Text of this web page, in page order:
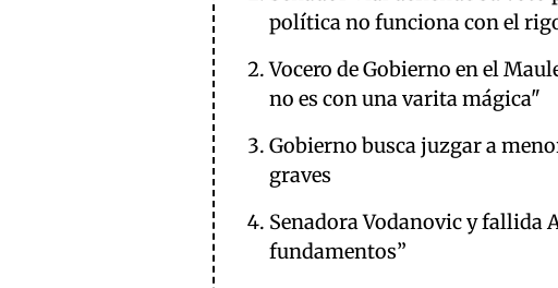
política no funciona con el
Vocero de Gobierno en el
no es con una varita mágica"
Gobierno busca juzgar a
graves
Senadora Vodanovic y fallida
fundamentos”